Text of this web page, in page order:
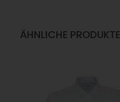
ÄHNLICHE PRODUKTE